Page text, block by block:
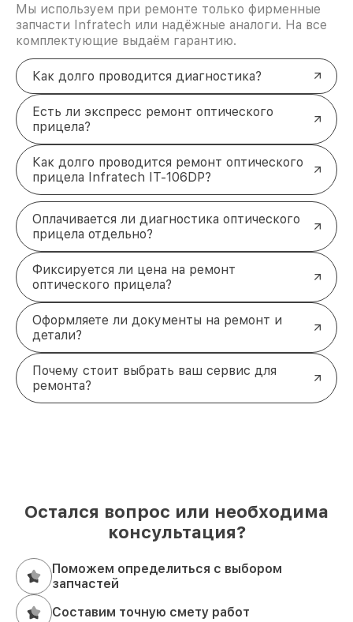
Мы используем при ремонте только фирменные
запчасти Infratech или надёжные аналоги. На все
комплектующие выдаём гарантию.
Как долго проводится диагностика?
Есть ли экспресс ремонт оптического
прицела?
Как долго проводится ремонт оптического
прицела Infratech IT-106DP?
Оплачивается ли диагностика оптического
прицела отдельно?
Фиксируется ли цена на ремонт
оптического прицела?
Оформляете ли документы на ремонт и
детали?
Почему стоит выбрать ваш сервис для
ремонта?
Остался вопрос или необходима
консультация?
Поможем определиться с выбором
запчастей
Составим точную смету работ